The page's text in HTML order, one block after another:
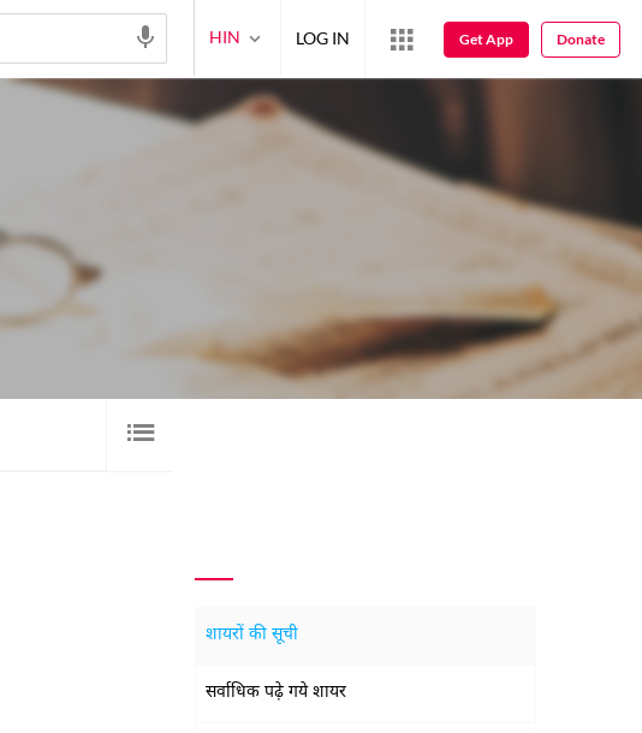
शायरों की सूची
सर्वाधिक पढ़े गये शायर
HIN LOG IN Get App Donate